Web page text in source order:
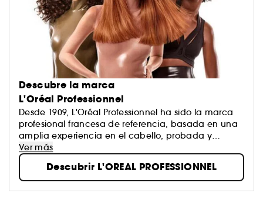
Descubre la marca
L'Oréal Professionnel
Desde 1909, L'Oréal Professionnel ha sido la marca
profesional francesa de referencia, basada en una
amplia experiencia en el cabello, probada y
reconocida por los peluqueros en los salones de
belleza. Gracias a la tecnología molecular de alta
precisión, los tratamientos de L'Oréal Professionnel
están destinados a todo tipo de cabello. Los
productos de estilismo combinan tecnología y
Ver más
Descubrir L'OREAL PROFESSIONNEL